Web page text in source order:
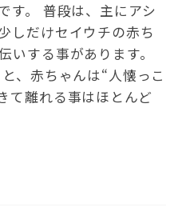
す。 普段は、主にアシ
しだけセイウチの赤ち
いする事があります。
、赤ちゃんは“人懐っこ
て離れる事はほとんど